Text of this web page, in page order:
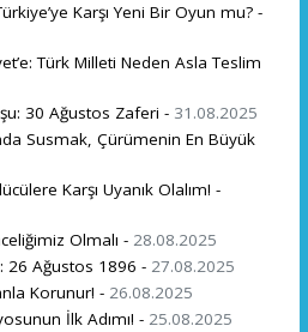
Karşı Yeni Bir Oyun mu? -
Türk Milleti Neden Asla Teslim
30 Ağustos Zaferi - 31.08.2025
Susmak, Çürümenin En Büyük
Karşı Uyanık Olalım! -
Olmalı - 28.08.2025
26 Ağustos 1896 - 27.08.2025
Korunur! - 26.08.2025
İlk Adımı! - 25.08.2025